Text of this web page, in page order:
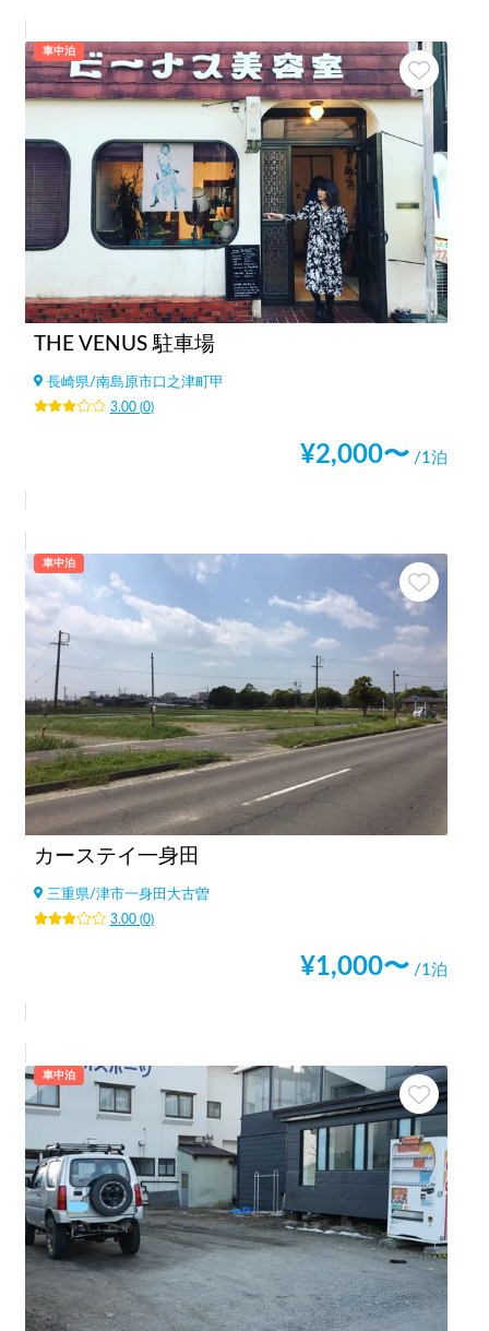
車中泊
THE VENUS 駐車場
長崎県/南島原市口之津町甲
3.00(0)
¥2,000〜 /1泊
車中泊
カーステイ一身田
三重県/津市一身田大古曽
3.00(0)
¥1,000〜 /1泊
車中泊